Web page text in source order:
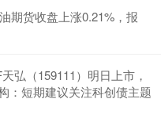
期货收盘上涨0.21%，报
弘（159111）明日上市，
：短期建议关注科创债主题